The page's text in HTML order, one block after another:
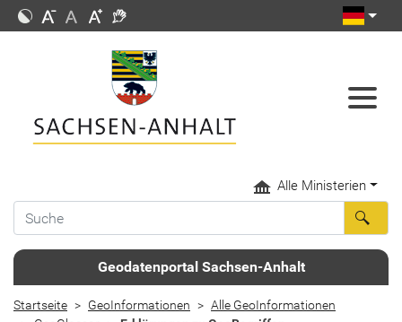
Alle Ministerien
Geodatenportal Sachsen-Anhalt
Startseite GeoInformationen
Alle GeoInformationen